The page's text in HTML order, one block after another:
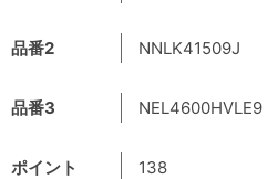
品番2 NNLK41509J
品番3 NEL4600HVLE9
ポイント 138